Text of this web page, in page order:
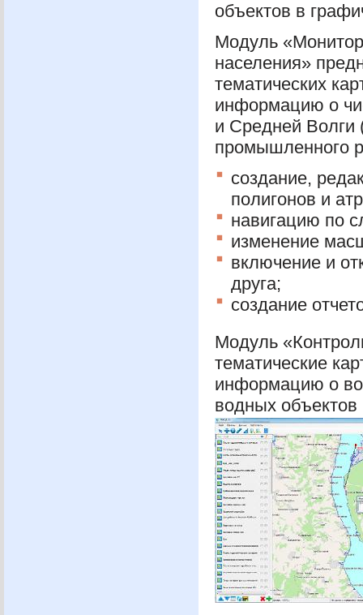
объектов в
Модуль
населения»
тематических
информацию о
и Средней Волги
промышленного
создание,
полигонов и
навигацию по
изменение
включение и
друга;
создание
Модуль
тематические
информацию о
водных